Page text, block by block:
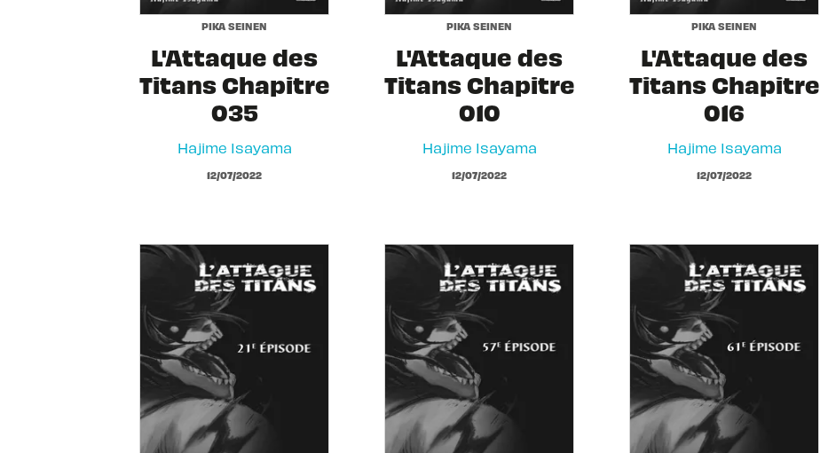
PIKA SEINEN
L'Attaque des
Titans Chapitre
035
Hajime Isayama
12/07/2022
PIKA SEINEN
L'Attaque des
Titans Chapitre
010
Hajime Isayama
12/07/2022
PIKA SEINEN
L'Attaque des
Titans Chapitre
016
Hajime Isayama
12/07/2022